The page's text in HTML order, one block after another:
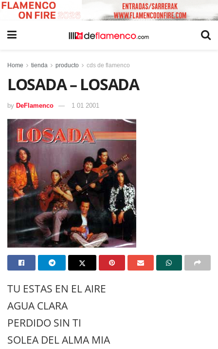
Home tienda producto cds de flamenco
LOSADA – LOSADA
by DeFlamenco 1 01 2001
TU ESTAS EN EL AIRE
AGUA CLARA
PERDIDO SIN TI
SOLEA DEL ALMA MIA